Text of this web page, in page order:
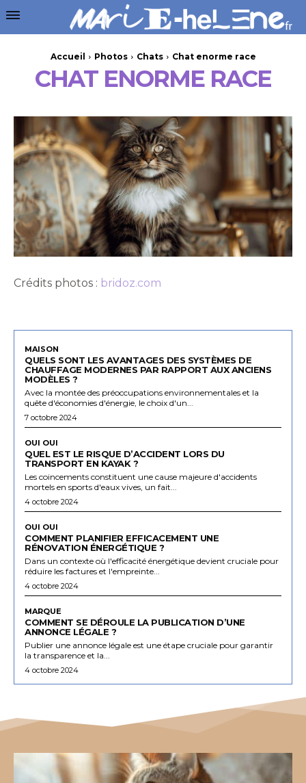
Accueil Photos Chats Chat enorme race
CHAT ENORME RACE
Crédits photos : bridoz.com
MAISON
QUELS SONT LES AVANTAGES DES SYSTÈMES DE
CHAUFFAGE MODERNES PAR RAPPORT AUX ANCIENS
MODÈLES ?
Avec la montée des préoccupations environnementales et la
quête d'économies d'énergie, le choix d'un...
7 octobre 2024
OUI OUI
QUEL EST LE RISQUE D’ACCIDENT LORS DU
TRANSPORT EN KAYAK ?
Les coincements constituent une cause majeure d'accidents
mortels en sports d'eaux vives, un fait...
4 octobre 2024
OUI OUI
COMMENT PLANIFIER EFFICACEMENT UNE
RÉNOVATION ÉNERGÉTIQUE ?
Dans un contexte où l'efficacité énergétique devient cruciale pour
réduire les factures et l'empreinte...
4 octobre 2024
MARQUE
COMMENT SE DÉROULE LA PUBLICATION D’UNE
ANNONCE LÉGALE ?
Publier une annonce légale est une étape cruciale pour garantir
la transparence et la...
4 octobre 2024